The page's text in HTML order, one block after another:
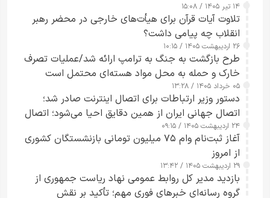
۱۴ تیر ۱۴۰۵ / ۱۵:۰۸
تلاوت آیات قرآن برای هیأت‌های خارجی در محضر رهبر
انقلاب چه پیامی داشت؟
۲۶ اردیبهشت ۱۴۰۵ / ۱۰:۱۵
طرح‌ بازگشت به جنگ به ترامپ ارائه شد/عملیات تصرف
خارک و حمله به محل مواد هسته‌ای محتمل است
۰۵ خرداد ۱۴۰۵ / ۱۳:۲۸
دستور وزیر ارتباطات برای اتصال اینترنت صادر شد؛
اتصال جهانی ایران از همین دقایق احیا می‌شود؛ اتصال
کامل مردم تا ۲۴ ساعت آینده
۲۴ اردیبهشت ۱۴۰۵ / ۰۹:۱۵
آغاز ثبت‌نام وام ۷۵ میلیون تومانی بازنشستگان کشوری
از امروز
۲۹ اردیبهشت ۱۴۰۵ / ۱۳:۴۲
بازدید مدیر کل روابط عمومی نهاد ریاست جمهوری از
گروه رسانه‌ای خبرهای فوری مهم؛ تأکید بر نقش